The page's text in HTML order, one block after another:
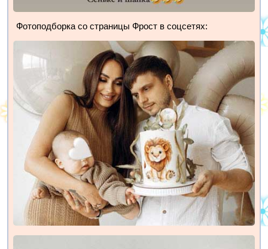
Фотоподборка со страницы Фрост в соцсетях: